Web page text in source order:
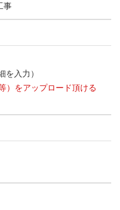
事
を入力）
）をアップロード頂ける